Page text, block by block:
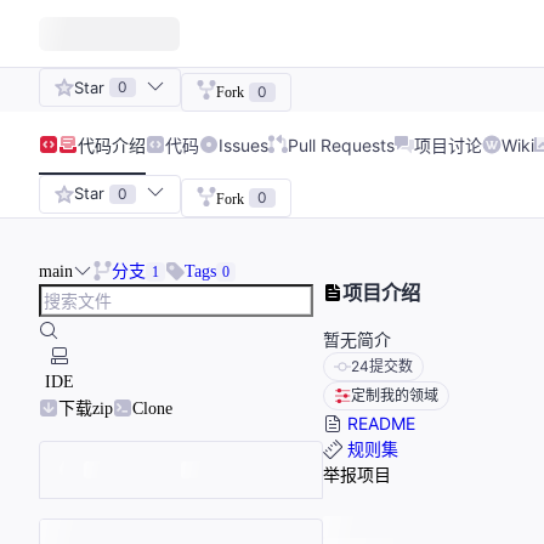
Star 0 Fork 0
代码介绍 代码 Issues Pull Requests 项目讨论 Wiki
Star 0 Fork 0
main 分支 1 Tags 0
IDE
下载zip
Clone
项目介绍
暂无简介
24提交数
定制我的领域
README
规则集
举报项目